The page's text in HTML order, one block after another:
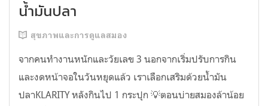
น้ำมันปลา
สุขภาพและการดูแลสมอง
จากคนทำงานหนักและวัยเลข 3 นอกจากเริ่มปรับการกิน
และงดหน้าจอในวันหยุดแล้ว เราเลือกเสริมด้วยน้ำมัน
ปลาKLARITY หลังกินไป 1 กระปุก 💡ตอนบ่ายสมองล้าน้อย